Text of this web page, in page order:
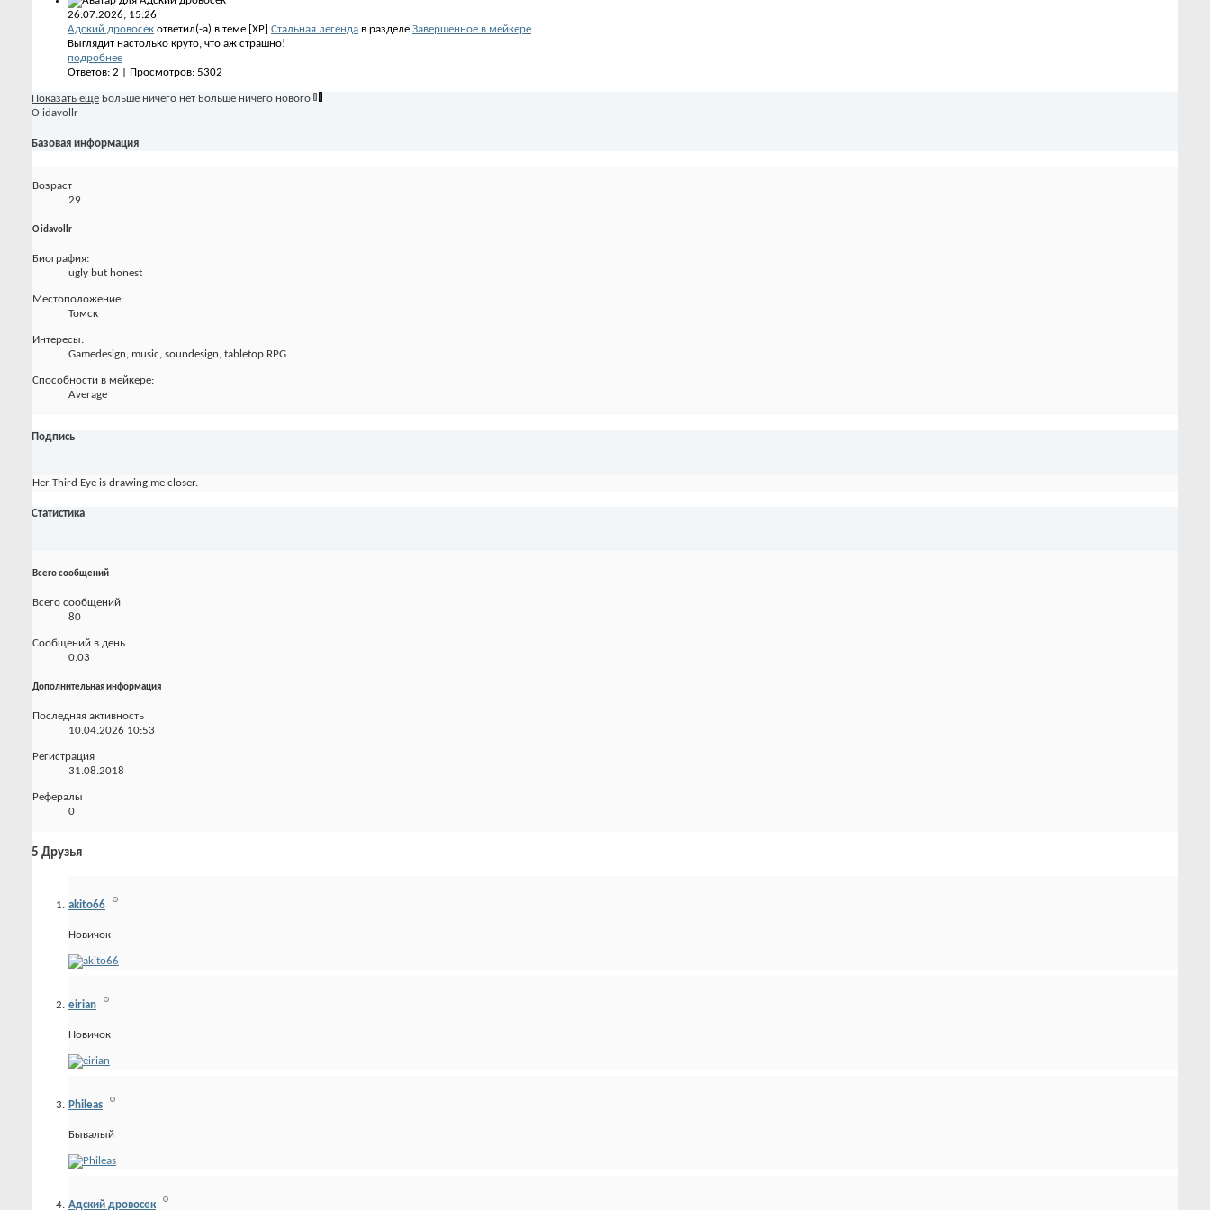
26.07.2026, 15:26
Адский дровосек ответил(-а) в теме [XP] Стальная легенда в разделе Завершенное в мейкере
Выглядит настолько круто, что аж страшно!
подробнее
Ответов: 2 | Просмотров: 5302
Показать ещё Больше ничего нет Больше ничего нового
О idavollr
Базовая информация
Возраст
29
О idavollr
Биография:
ugly but honest
Местоположение:
Томск
Интересы:
Gamedesign, music, soundesign, tabletop RPG
Способности в мейкере:
Average
Подпись
Her Third Eye is drawing me closer.
Статистика
Всего сообщений
Всего сообщений
80
Сообщений в день
0.03
Дополнительная информация
Последняя активность
10.04.2026 10:53
Регистрация
31.08.2018
Рефералы
0
5 Друзья
akito66
Новичок
eirian
Новичок
Phileas
Бывалый
Адский дровосек